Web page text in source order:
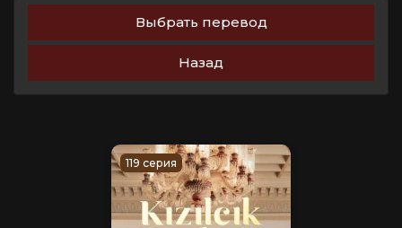
Выбрать перевод
Назад
119 серия